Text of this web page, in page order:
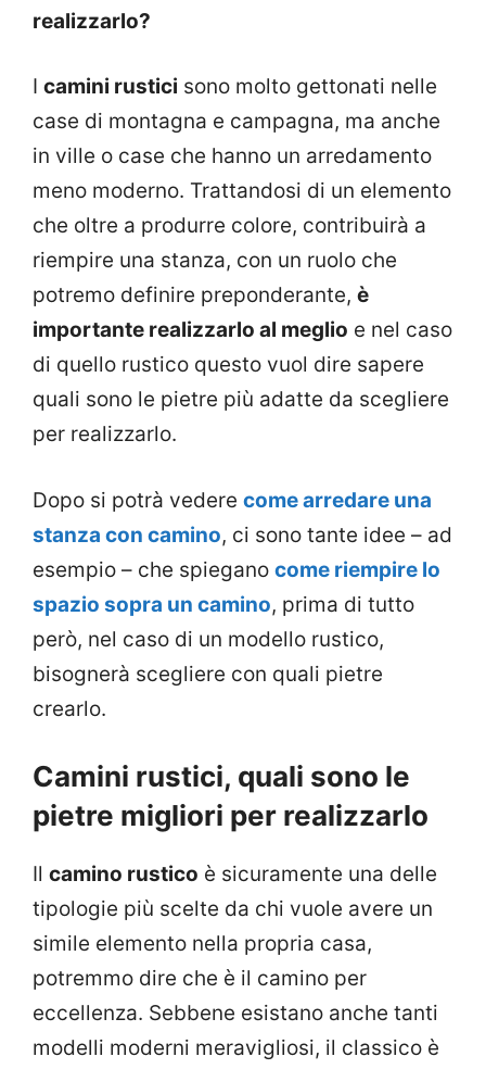
realizzarlo?
I camini rustici sono molto gettonati nelle
case di montagna e campagna, ma anche
in ville o case che hanno un arredamento
meno moderno. Trattandosi di un elemento
che oltre a produrre colore, contribuirà a
riempire una stanza, con un ruolo che
potremo definire preponderante, è
importante realizzarlo al meglio e nel caso
di quello rustico questo vuol dire sapere
quali sono le pietre più adatte da scegliere
per realizzarlo.
Dopo si potrà vedere come arredare una
stanza con camino, ci sono tante idee – ad
esempio – che spiegano come riempire lo
spazio sopra un camino, prima di tutto
però, nel caso di un modello rustico,
bisognerà scegliere con quali pietre
crearlo.
Camini rustici, quali sono le
pietre migliori per realizzarlo
Il camino rustico è sicuramente una delle
tipologie più scelte da chi vuole avere un
simile elemento nella propria casa,
potremmo dire che è il camino per
eccellenza. Sebbene esistano anche tanti
modelli moderni meravigliosi, il classico è